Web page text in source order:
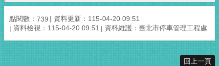
點閱數： 739
資料更新：115-04-20 09:51
資料檢視：115-04-20 09:51
資料維護：臺北市停車管理工程處
回上一頁